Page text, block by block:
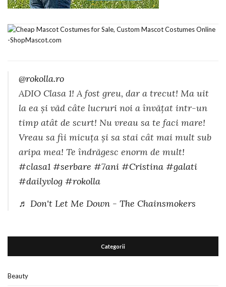
@rokolla.ro
ADIO Clasa 1! A fost greu, dar a trecut! Ma uit
la ea și văd câte lucruri noi a învățat intr-un
timp atât de scurt! Nu vreau sa te faci mare!
Vreau sa fii micuța și sa stai cât mai mult sub
aripa mea! Te îndrăgesc enorm de mult!
#clasa1 #serbare #7ani #Cristina #galati
#dailyvlog #rokolla
♬ Don't Let Me Down - The Chainsmokers
Categorii
Beauty